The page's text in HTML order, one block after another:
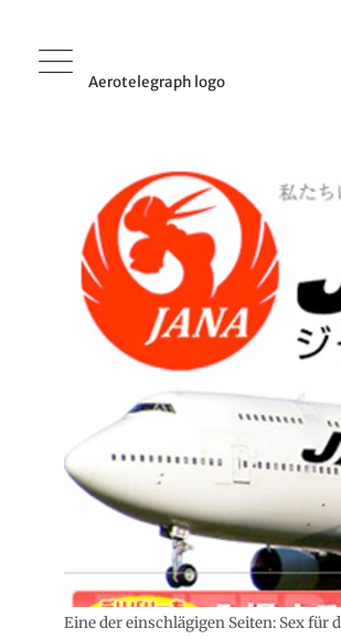
Aerotelegraph logo
Eine der einschlägigen Seiten: Sex für